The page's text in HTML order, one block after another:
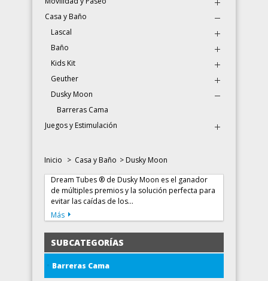
Casa y Baño
Lascal
Baño
Kids Kit
Geuther
Dusky Moon
Barreras Cama
Juegos y Estimulación
Inicio > Casa y Baño > Dusky Moon
Dream Tubes ® de Dusky Moon es el ganador
de múltiples premios y la solución perfecta para
evitar las caídas de los...
Más
SUBCATEGORÍAS
Barreras Cama